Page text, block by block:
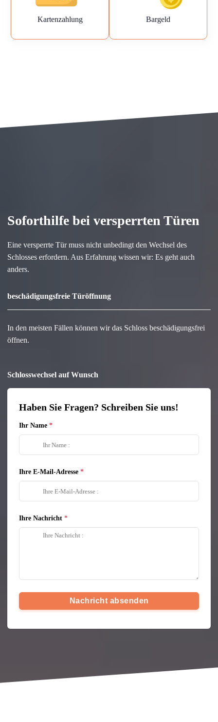
Kartenzahlung Bargeld
Soforthilfe bei versperrten Türen
Eine versperrte Tür muss nicht unbedingt den Wechsel des
Schlosses erfordern. Aus Erfahrung wissen wir: Es geht auch
anders.
beschädigungsfreie Türöffnung
In den meisten Fällen können wir das Schloss beschädigungsfrei
öffnen.
Schlosswechsel auf Wunsch
Haben Sie Fragen? Schreiben Sie uns!
Ihr Name
Ihre E-Mail-Adresse
Ihre Nachricht
Nachricht absenden